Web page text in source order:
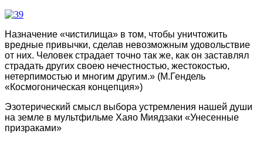
Назначение «чистилища» в том, чтобы уничтожить
вредные привычки, сделав невозможным удовольствие
от них. Человек страдает точно так же, как он заставлял
страдать других своею нечестностью, жестокостью,
нетерпимостью и многим другим.» (М.Гендель
«Космогоническая концепция»)
Эзотерический смысл выбора устремления нашей души
на земле в мультфильме Хаяо Миядзаки «Унесенные
призраками»